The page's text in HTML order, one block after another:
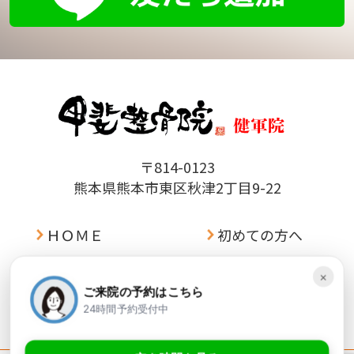
〒814-0123
熊本県熊本市東区秋津2丁目9-22
ＨＯＭＥ
アクセス
初めての方へ
×
ご来院の予約はこちら
24時間予約受付中